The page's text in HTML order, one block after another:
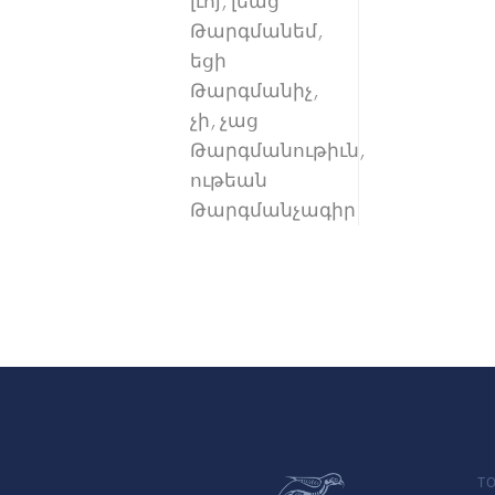
Թարգմանեմ,
եցի
Թարգմանիչ,
չի, չաց
Թարգմանութիւն,
ութեան
Թարգմանչագիր